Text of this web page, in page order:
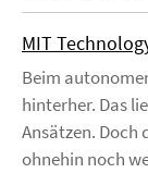
MIT
Beim
hinterher. Das
Ansätzen. Doch
ohnehin noch